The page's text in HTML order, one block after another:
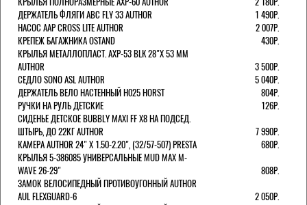
ДЕРЖАТЕЛЬ ФЛЯГИ АВС FLY 33 AUTHOR
1 490Р.
НАСОС AAP CROSS LITE AUTHOR
2 007Р.
КРЕПЕЖ БАГАЖНИКА OSTAND
430Р.
КРЫЛЬЯ МЕТАЛЛОПЛАСТ. AXP-53 BLK 28"Х 53 ММ
AUTHOR
3 500Р.
СЕДЛО SONO ASL AUTHOR
5 040Р.
ДЕРЖАТЕЛЬ ВЕЛО НАСТЕННЫЙ H025 HORST
804Р.
РУЧКИ НА РУЛЬ ДЕТСКИЕ
126Р.
СИДЕНЬЕ ДЕТСКОЕ BUBBLY MAXI FF X8 НА ПОДСЕД.
ШТЫРЬ, ДО 22КГ AUTHOR
7 990Р.
КАМЕРА AUTHOR 24" Х 1.50-2.20", (32/57-507) PRESTA
680Р.
КРЫЛЬЯ 5-386085 УНИВЕРСАЛЬНЫЕ MUD MAX M-
WAVE 26-29"
808Р.
ЗАМОК ВЕЛОСИПЕДНЫЙ ПРОТИВОУГОННЫЙ AUTHOR
AUL FLEXGUARD-6
2 050Р.